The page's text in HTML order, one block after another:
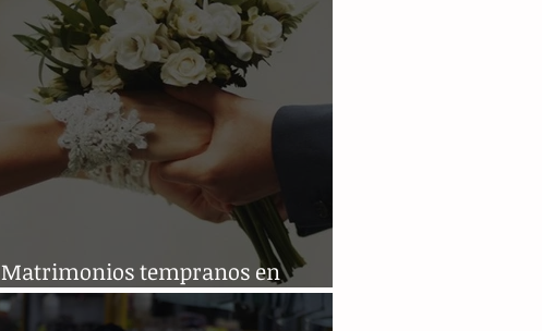
Matrimonios tempranos en
Chiapas, una constante